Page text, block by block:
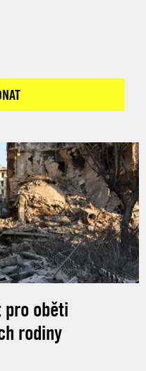
pro oběti
rodiny